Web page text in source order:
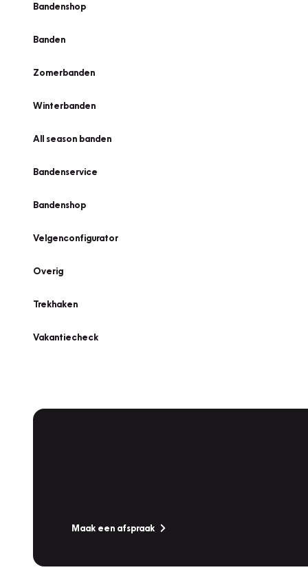
Bandenshop
Banden
Zomerbanden
Winterbanden
All season banden
Bandenservice
Bandenshop
Velgenconfigurator
Overig
Trekhaken
Vakantiecheck
Maak een afspraak